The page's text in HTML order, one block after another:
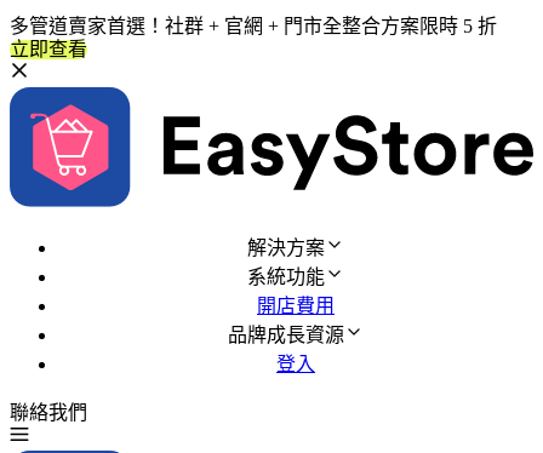
多管道賣家首選！社群 + 官網 + 門市全整合方案限時 5 折
立即查看
解決方案
系統功能
開店費用
品牌成長資源
登入
聯絡我們